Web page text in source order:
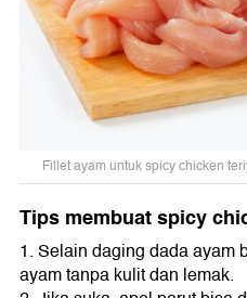
Fillet ayam untuk spicy chicken
Tips membuat spicy
1. Selain daging dada ayam
ayam tanpa kulit dan lemak.